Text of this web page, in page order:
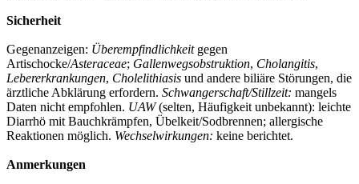
Sicherheit
Gegenanzeigen: Überempfindlichkeitgegen
Artischocke/Asteraceae; Gallenwegsobstruktion, Cholangitis,
Lebererkrankungen, Cholelithiasis und andere biliäre Störungen, die
ärztliche Abklärung erfordern. Schwangerschaft/Stillzeit: mangels
Daten nicht empfohlen. UAW(selten, Häufigkeit unbekannt): leichte
Diarrhö mit Bauchkrämpfen, Übelkeit/Sodbrennen; allergische
Reaktionen möglich. Wechselwirkungen: keine berichtet.
Anmerkungen